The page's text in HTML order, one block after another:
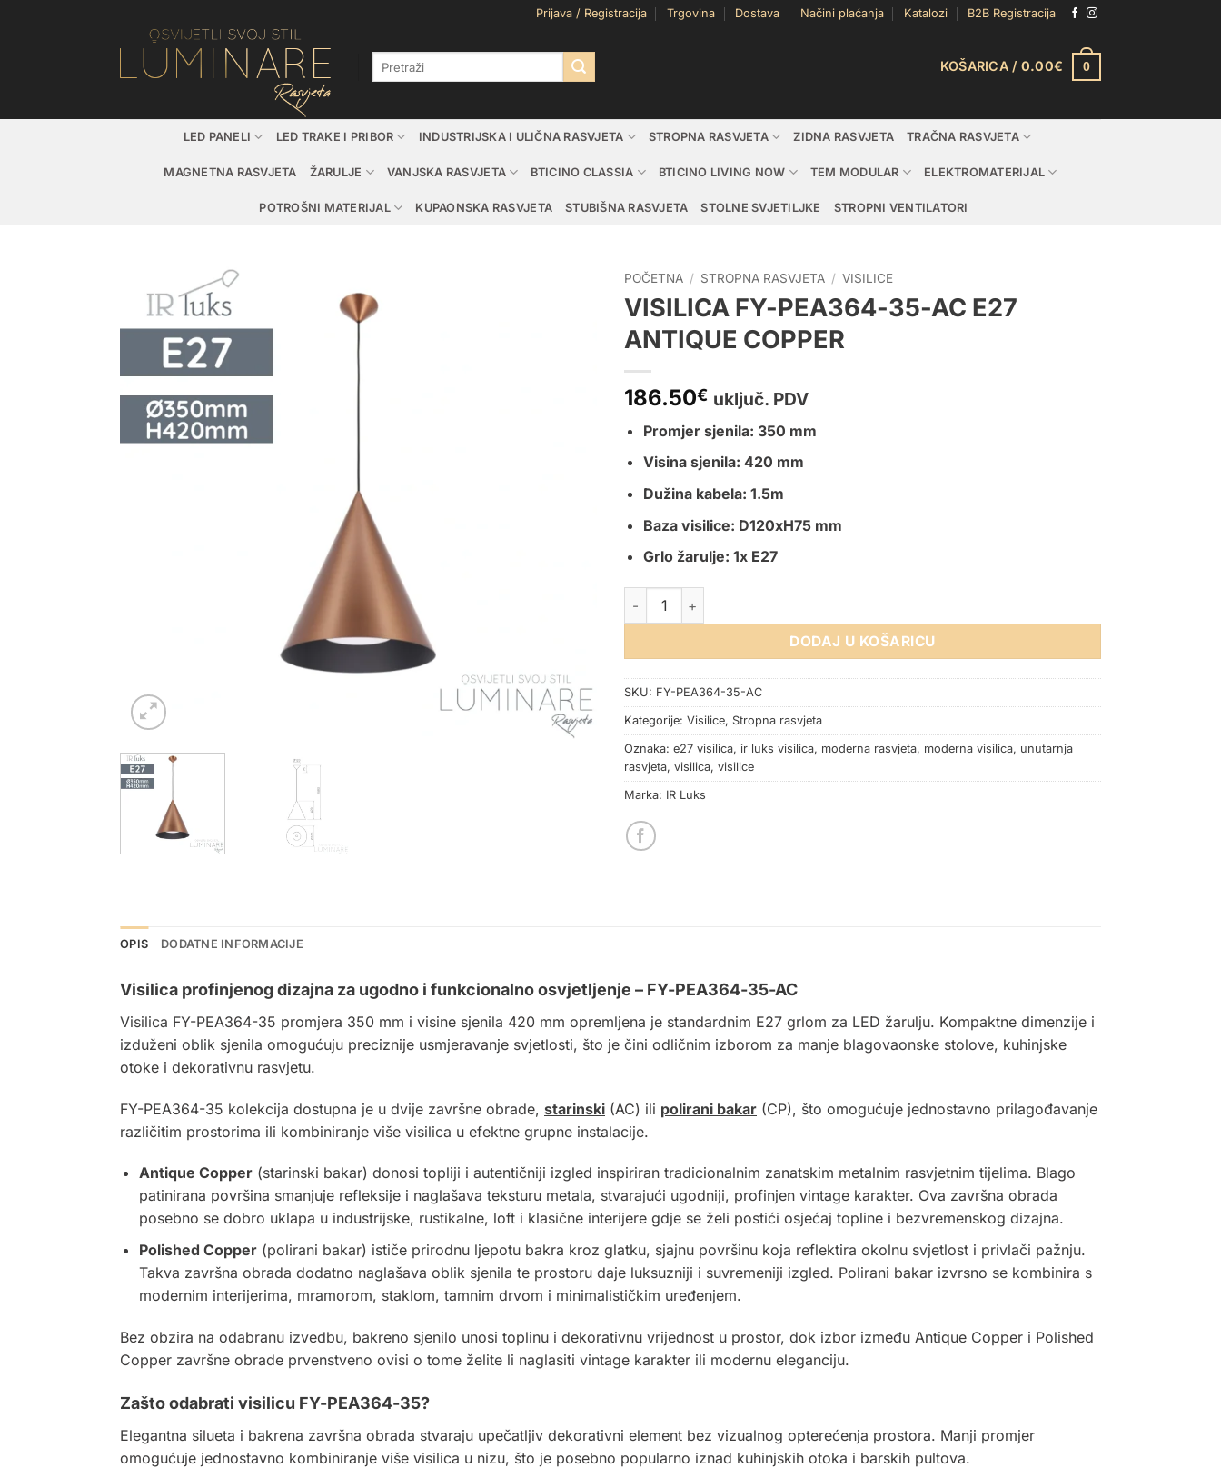
Prijava / Registracija Trgovina Dostava Načini plaćanja Katalozi B2B Registracija
KOŠARICA / 0.00€ 0
LED PANELI LED TRAKE I PRIBOR INDUSTRIJSKA I ULIČNA RASVJETA STROPNA RASVJETA ZIDNA RASVJETA TRAČNA RASVJETA
MAGNETNA RASVJETA ŽARULJE VANJSKA RASVJETA BTICINO CLASSIA BTICINO LIVING NOW TEM MODULAR ELEKTROMATERIJAL
POTROŠNI MATERIJAL KUPAONSKA RASVJETA STUBIŠNA RASVJETA STOLNE SVJETILJKE STROPNI VENTILATORI
POČETNA / STROPNA RASVJETA / VISILICE
VISILICA FY-PEA364-35-AC E27
ANTIQUE COPPER
186.50€ uključ. PDV
Promjer sjenila: 350 mm
Visina sjenila: 420 mm
Dužina kabela: 1.5m
Baza visilice: D120xH75 mm
Grlo žarulje: 1x E27
VISILICA FY-PEA364-35-AC E27 ANTIQUE COPPER količina
DODAJ U KOŠARICU
SKU: FY-PEA364-35-AC
Kategorije: Visilice, Stropna rasvjeta
Oznaka: e27 visilica, ir luks visilica, moderna rasvjeta, moderna visilica, unutarnja
rasvjeta, visilica, visilice
Marka: IR Luks
OPIS DODATNE INFORMACIJE
Visilica profinjenog dizajna za ugodno i funkcionalno osvjetljenje – FY-PEA364-35-AC
Visilica FY-PEA364-35 promjera 350 mm i visine sjenila 420 mm opremljena je standardnim E27 grlom za LED žarulju. Kompaktne dimenzije i
izduženi oblik sjenila omogućuju preciznije usmjeravanje svjetlosti, što je čini odličnim izborom za manje blagovaonske stolove, kuhinjske
otoke i dekorativnu rasvjetu.
FY-PEA364-35 kolekcija dostupna je u dvije završne obrade, starinski (AC) ili polirani bakar (CP), što omogućuje jednostavno prilagođavanje
različitim prostorima ili kombiniranje više visilica u efektne grupne instalacije.
Antique Copper(starinski bakar) donosi topliji i autentičniji izgled inspiriran tradicionalnim zanatskim metalnim rasvjetnim tijelima. Blago
patinirana površina smanjuje refleksije i naglašava teksturu metala, stvarajući ugodniji, profinjen vintage karakter. Ova završna obrada
posebno se dobro uklapa u industrijske, rustikalne, loft i klasične interijere gdje se želi postići osjećaj topline i bezvremenskog dizajna.
Polished Copper(polirani bakar) ističe prirodnu ljepotu bakra kroz glatku, sjajnu površinu koja reflektira okolnu svjetlost i privlači pažnju.
Takva završna obrada dodatno naglašava oblik sjenila te prostoru daje luksuzniji i suvremeniji izgled. Polirani bakar izvrsno se kombinira s
modernim interijerima, mramorom, staklom, tamnim drvom i minimalističkim uređenjem.
Bez obzira na odabranu izvedbu, bakreno sjenilo unosi toplinu i dekorativnu vrijednost u prostor, dok izbor između Antique Copper i Polished
Copper završne obrade prvenstveno ovisi o tome želite li naglasiti vintage karakter ili modernu eleganciju.
Zašto odabrati visilicu FY-PEA364-35?
Elegantna silueta i bakrena završna obrada stvaraju upečatljiv dekorativni element bez vizualnog opterećenja prostora. Manji promjer
omogućuje jednostavno kombiniranje više visilica u nizu, što je posebno popularno iznad kuhinjskih otoka i barskih pultova.